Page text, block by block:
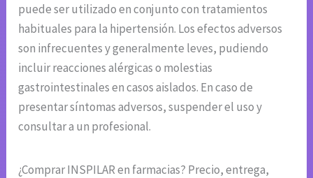
puede ser utilizado en conjunto con tratamientos
habituales para la hipertensión. Los efectos adversos
son infrecuentes y generalmente leves, pudiendo
incluir reacciones alérgicas o molestias
gastrointestinales en casos aislados. En caso de
presentar síntomas adversos, suspender el uso y
consultar a un profesional.
¿Comprar INSPILAR en farmacias? Precio, entrega,